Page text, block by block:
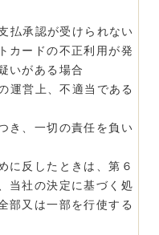
承認が受けられない
カードの不正利用が発
いがある場合
営上、不適当である
き、一切の責任を負い
に反したときは、第６
当社の決定に基づく処
部又は一部を行使する